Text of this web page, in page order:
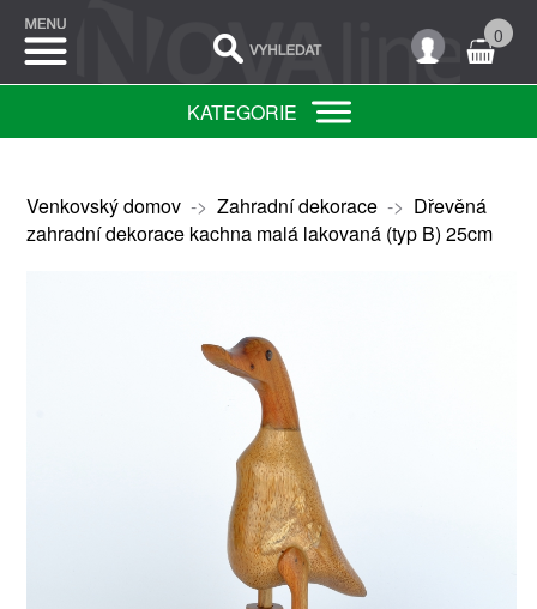
0
KATEGORIE
Venkovský domov-> Zahradní dekorace-> Dřevěná
zahradní dekorace kachna malá lakovaná (typ B) 25cm